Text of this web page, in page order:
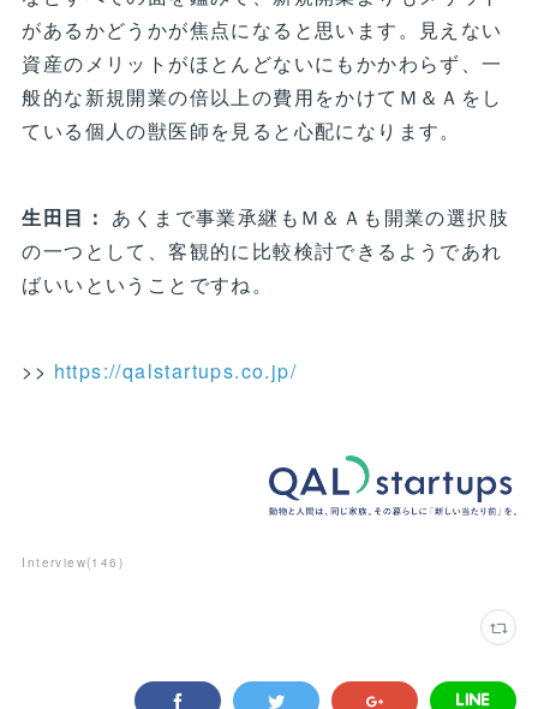
があるかどうかが焦点になると思います。見えない
資産のメリットがほとんどないにもかかわらず、一
般的な新規開業の倍以上の費用をかけてＭ＆Ａをし
ている個人の獣医師を見ると心配になります。
生田目： あくまで事業承継もＭ＆Ａも開業の選択肢
の一つとして、客観的に比較検討できるようであれ
ばいいということですね。
>> https://qalstartups.co.jp/
Interview(146 )